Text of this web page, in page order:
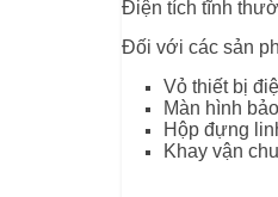
Điện tích tĩnh
Đối với các sản
Vỏ thiết bị
Màn hình
Hộp đựng
Khay vận